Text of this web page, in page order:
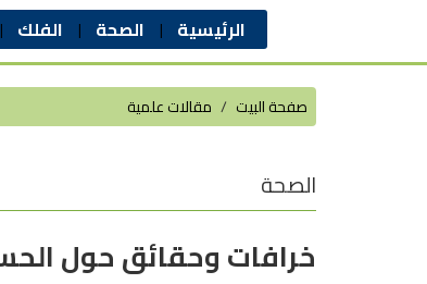
الرئيسية الصحة الفلك
صفحة البيت مقالات علمية
الصحة
خرافات وحقائق حول